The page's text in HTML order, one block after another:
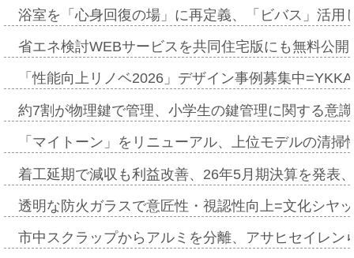
浴室を「心身回復の場」に再定義、「ビバス」活
省エネ検討WEBサービスを共同住宅版にも無料公
「性能向上リノベ2026」デザイン事例募集中
約7割が物理鍵で管理、小学生の鍵管理に関する意
「マイトーン」をリニューアル、上位モデルの清
着工延期で減収も利益改善、26年5月期決算を発表
透明な防火ガラスで意匠性・視認性向上=文化シヤ
市中スクラップからアルミを分離、アサヒセイレ